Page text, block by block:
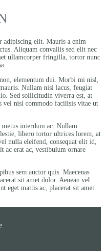
adipiscing elit. Mauris a enim
Aliquam convallis sed elit nec
ullamcorper fringilla, tortor nunc
elementum dui. Morbi mi nisl,
Nullam nisi lacus, feugiat
Sed sollicitudin viverra est, at
vel nisl commodo facilisis vitae ut
interdum ac. Nullam
libero tortor ultrices lorem, at
nulla eleifend, consequat elit id,
ac erat ac, vestibulum ornare
sem auctor quis. Maecenas
sit amet dolor. Aenean vel
eget mattis ac, placerat sit amet